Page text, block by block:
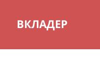
ВКЛАДЕР